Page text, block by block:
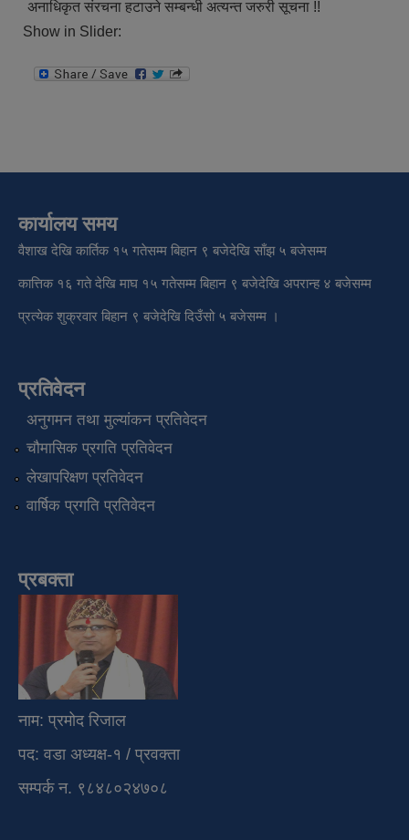
अनाधिकृत संरचना हटाउने सम्बन्धी अत्यन्त जरुरी सूचना !!
Show in Slider:
कार्यालय समय
वैशाख देखि कार्तिक १५ गतेसम्म बिहान ९ बजेदेखि साँझ ५ बजेसम्म
कात्तिक १६ गते देखि माघ १५ गतेसम्म बिहान ९ बजेदेखि अपरान्ह ४ बजेसम्म
प्रत्येक शुक्रवार बिहान ९ बजेदेखि दिउँसो ५ बजेसम्म ।
प्रतिवेदन
अनुगमन तथा मुल्यांकन प्रतिवेदन
चौमासिक प्रगति प्रतिवेदन
लेखापरिक्षण प्रतिवेदन
वार्षिक प्रगति प्रतिवेदन
प्रबक्ता
नाम: प्रमोद रिजाल
पद: वडा अध्यक्ष-१ / प्रवक्ता
सम्पर्क न. ९८४८०२४७०८